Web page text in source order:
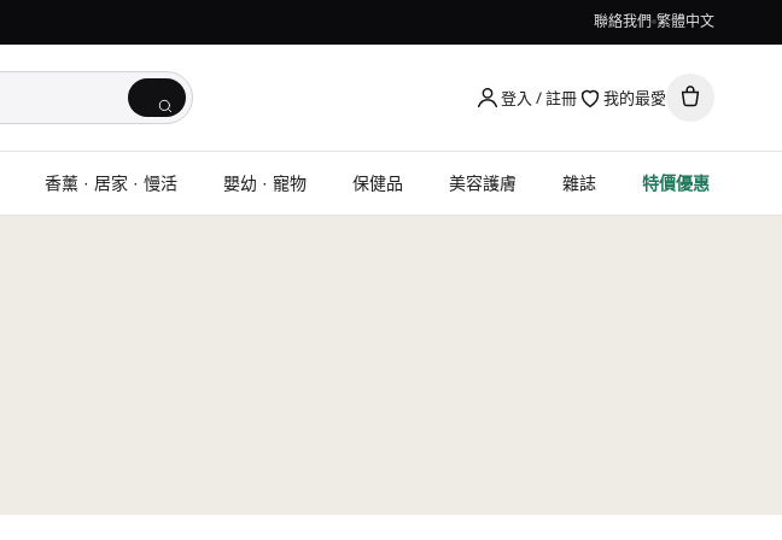
聯絡我們 繁體中文
登入 / 註冊 我的最愛
香薰 · 居家 · 慢活 嬰幼 · 寵物 保健品 美容護膚 雜誌 特價優惠